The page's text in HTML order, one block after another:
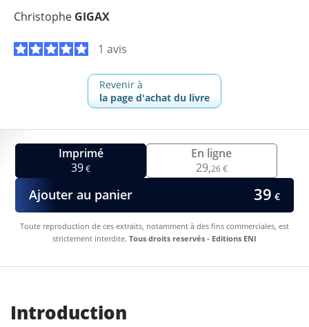
Christophe GIGAX
1 avis
Revenir à
la page d'achat du livre
Imprimé
39€
En ligne
29,26 €
Ajouter au panier 39 €
Toute reproduction de ces extraits, notamment à des fins commerciales, est
strictement interdite. Tous droits reservés - Editions ENI
Introduction